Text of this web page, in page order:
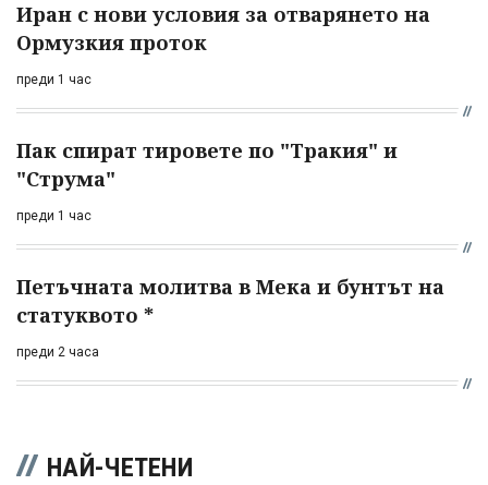
Иран с нови условия за отварянето на
Ормузкия проток
преди 1 час
Пак спират тировете по "Тракия" и
"Струма"
преди 1 час
Петъчната молитва в Мека и бунтът на
статуквото *
преди 2 часа
НАЙ-ЧЕТЕНИ